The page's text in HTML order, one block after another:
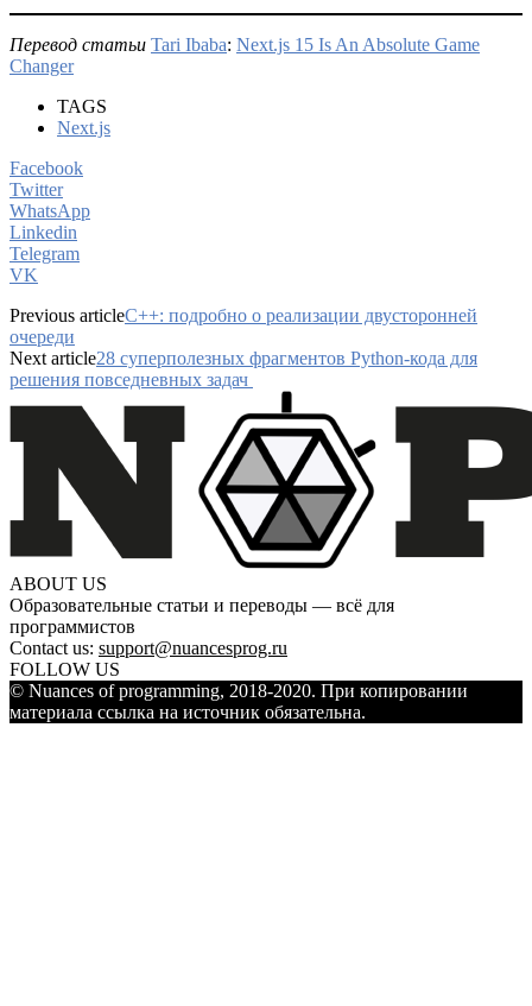
Перевод статьи Tari Ibaba: Next.js 15 Is An Absolute Game
Changer
TAGS
Next.js
Facebook
Twitter
WhatsApp
Linkedin
Telegram
VK
Previous articleC++: подробно о реализации двусторонней
очереди
Next article28 суперполезных фрагментов Python-кода для
решения повседневных задач
ABOUT US
Образовательные статьи и переводы — всё для
программистов
Contact us: support@nuancesprog.ru
FOLLOW US
© Nuances of programming, 2018-2020. При копировании
материала ссылка на источник обязательна.